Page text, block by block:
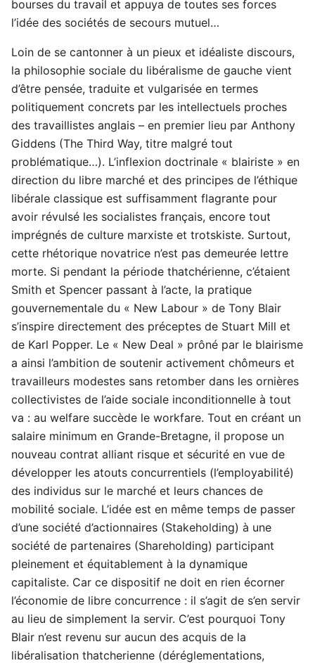
bourses du travail et appuya de toutes ses forces
l’idée des sociétés de secours mutuel…
Loin de se cantonner à un pieux et idéaliste discours,
la philosophie sociale du libéralisme de gauche vient
d’être pensée, traduite et vulgarisée en termes
politiquement concrets par les intellectuels proches
des travaillistes anglais – en premier lieu par Anthony
Giddens (The Third Way, titre malgré tout
problématique…). L’inflexion doctrinale « blairiste » en
direction du libre marché et des principes de l’éthique
libérale classique est suffisamment flagrante pour
avoir révulsé les socialistes français, encore tout
imprégnés de culture marxiste et trotskiste. Surtout,
cette rhétorique novatrice n’est pas demeurée lettre
morte. Si pendant la période thatchérienne, c’étaient
Smith et Spencer passant à l’acte, la pratique
gouvernementale du « New Labour » de Tony Blair
s’inspire directement des préceptes de Stuart Mill et
de Karl Popper. Le « New Deal » prôné par le blairisme
a ainsi l’ambition de soutenir activement chômeurs et
travailleurs modestes sans retomber dans les ornières
collectivistes de l’aide sociale inconditionnelle à tout
va : au welfare succède le workfare. Tout en créant un
salaire minimum en Grande-Bretagne, il propose un
nouveau contrat alliant risque et sécurité en vue de
développer les atouts concurrentiels (l’employabilité)
des individus sur le marché et leurs chances de
mobilité sociale. L’idée est en même temps de passer
d’une société d’actionnaires (Stakeholding) à une
société de partenaires (Shareholding) participant
pleinement et équitablement à la dynamique
capitaliste. Car ce dispositif ne doit en rien écorner
l’économie de libre concurrence : il s’agit de s’en servir
au lieu de simplement la servir. C’est pourquoi Tony
Blair n’est revenu sur aucun des acquis de la
libéralisation thatcherienne (déréglementations,